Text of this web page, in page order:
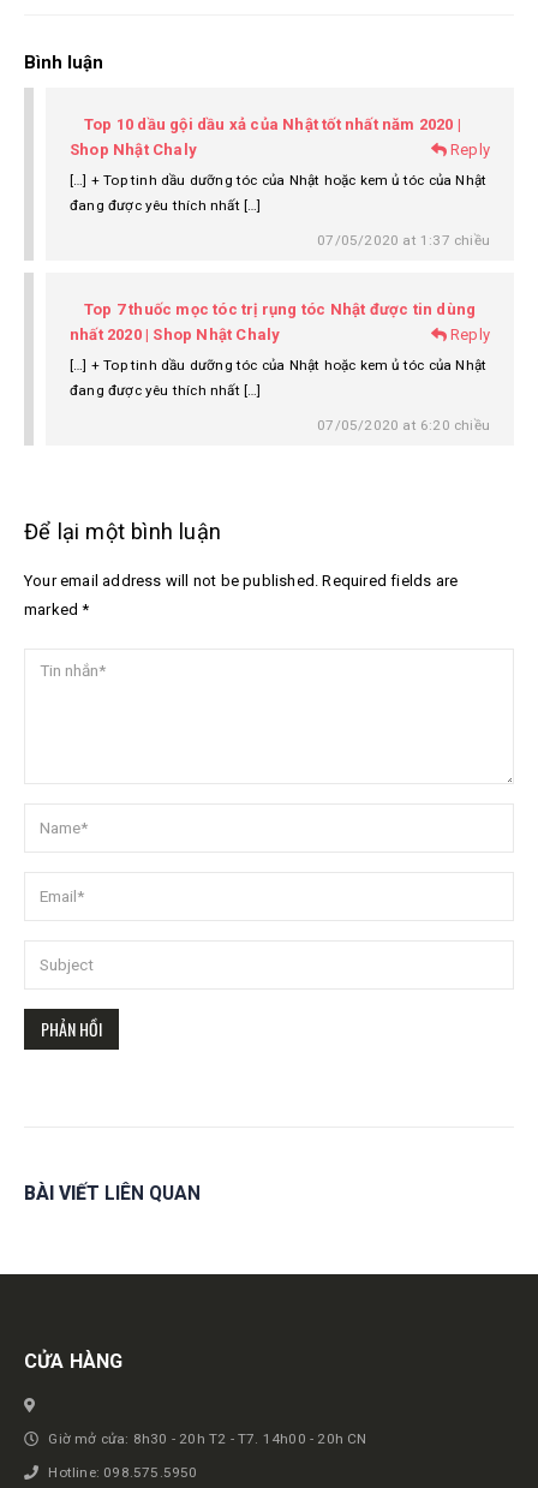
Bình luận
Top 10 dầu gội dầu xả của Nhật tốt nhất năm 2020 |
Shop Nhật Chaly
Reply
[…] + Top tinh dầu dưỡng tóc của Nhật hoặc kem ủ tóc của Nhật
đang được yêu thích nhất […]
07/05/2020 at 1:37 chiều
Top 7 thuốc mọc tóc trị rụng tóc Nhật được tin dùng
nhất 2020 | Shop Nhật Chaly
Reply
[…] + Top tinh dầu dưỡng tóc của Nhật hoặc kem ủ tóc của Nhật
đang được yêu thích nhất […]
07/05/2020 at 6:20 chiều
Để lại một bình luận
Your email address will not be published. Required fields are
marked *
BÀI VIẾT LIÊN QUAN
Get in touch
CỬA HÀNG
Giờ mở cửa: 8h30 - 20h T2 - T7. 14h00 - 20h CN
Hotline: 098.575.5950